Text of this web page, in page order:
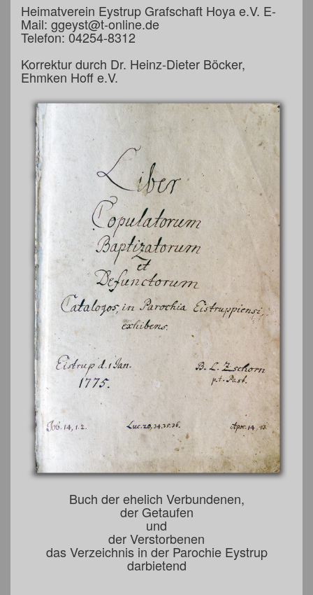
Heimatverein Eystrup Grafschaft Hoya e.V. E-
Mail: ggeyst@t-online.de
Telefon: 04254-8312
Korrektur durch Dr. Heinz-Dieter Böcker,
Ehmken Hoff e.V.
Buch der ehelich Verbundenen,
der Getaufen
und
der Verstorbenen
das Verzeichnis in der Parochie Eystrup
darbietend